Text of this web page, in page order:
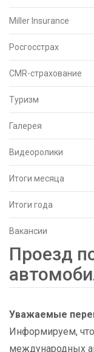
Miller Insurance
Росгосстрах
CMR-страхование
Туризм
Галерея
Видеоролики
Итоги месяца
Итоги года
Вакансии
Проезд
Уважаемые
Информируем,
международных